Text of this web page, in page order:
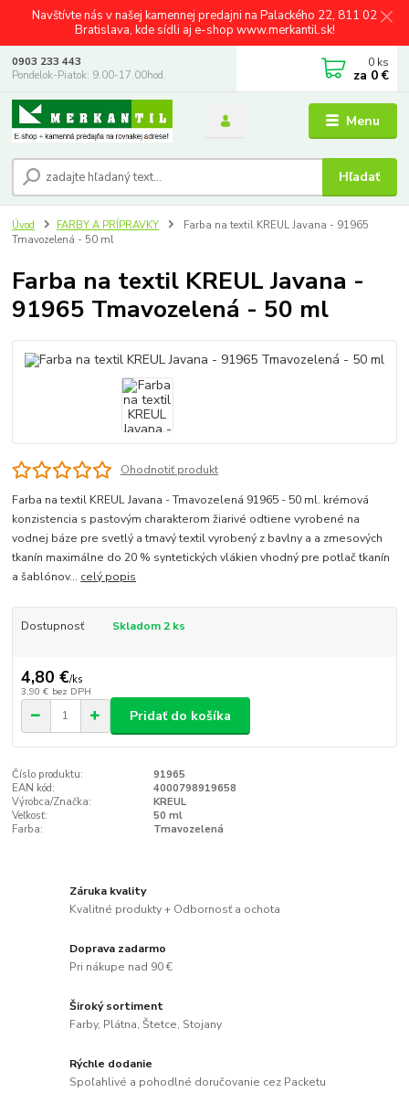
Navštívte nás v našej kamennej predajni na Palackého 22, 811 02
Bratislava, kde sídli aj e-shop www.merkantil.sk!
Menu
Hľadať
0903 233 443
Pondelok-Piatok: 9.00-17.00hod.
0 ks
za 0 €
Úvod FARBY A PRÍPRAVKY
Farba na textil KREUL Javana - 91965
Tmavozelená - 50 ml
Farba na textil KREUL Javana -
91965 Tmavozelená - 50 ml
Ohodnotiť produkt
Farba na textil KREUL Javana - Tmavozelená 91965 - 50 ml. krémová
konzistencia s pastovým charakterom žiarivé odtiene vyrobené na
vodnej báze pre svetlý a tmavý textil vyrobený z bavlny a a zmesových
tkanín maximálne do 20 % syntetických vlákien vhodný pre potlač tkanín
a šablónov... celý popis
Dostupnosť Skladom 2 ks
4,80 €/ks
3,90 € bez DPH
Pridať do košíka
Číslo produktu:
91965
EAN kód:
4000798919658
Výrobca/Značka:
KREUL
Veľkosť:
50 ml
Farba:
Tmavozelená
Záruka kvality
Kvalitné produkty + Odbornosť a ochota
Doprava zadarmo
Pri nákupe nad 90 €
Široký sortiment
Farby, Plátna, Štetce, Stojany
Rýchle dodanie
Spoľahlivé a pohodlné doručovanie cez Packetu